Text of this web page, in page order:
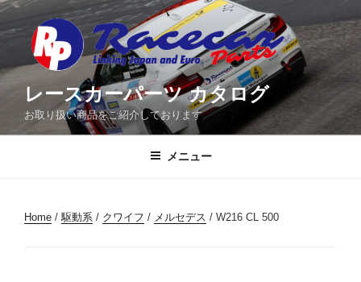
コ
ン
ン
レースカーパーツ カタログ
お取り扱い商品をご紹介しております
メニュー
Home /駆動系 / クワイフ / メルセデス / W216 CL 500